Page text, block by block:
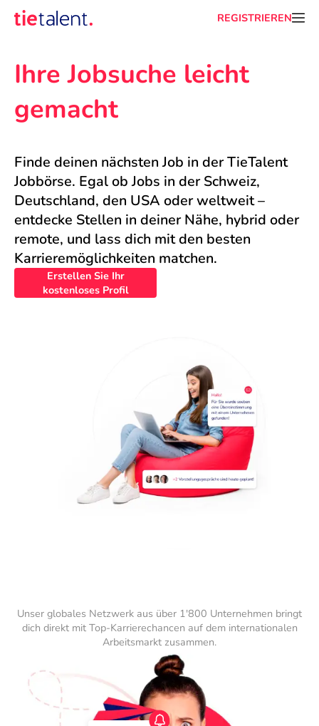
REGISTRIEREN
Ihre Jobsuche leicht
gemacht
Finde deinen nächsten Job in der TieTalent
Jobbörse. Egal ob Jobs in der Schweiz,
Deutschland, den USA oder weltweit –
entdecke Stellen in deiner Nähe, hybrid oder
remote, und lass dich mit den besten
Karrieremöglichkeiten matchen.
Erstellen Sie Ihr
kostenloses Profil
Unser globales Netzwerk aus über 1'800 Unternehmen bringt
dich direkt mit Top-Karrierechancen auf dem internationalen
Arbeitsmarkt zusammen.